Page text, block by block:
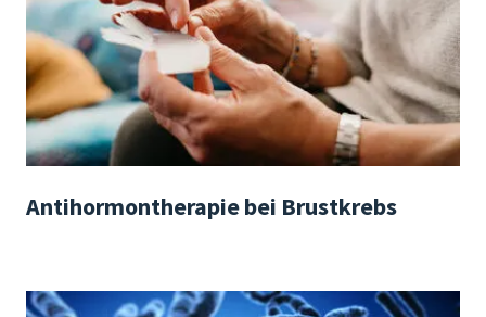
Antihormontherapie bei Brustkrebs